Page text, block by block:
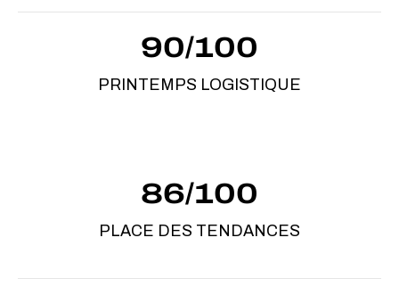
90/100
PRINTEMPS LOGISTIQUE
86/100
PLACE DES TENDANCES